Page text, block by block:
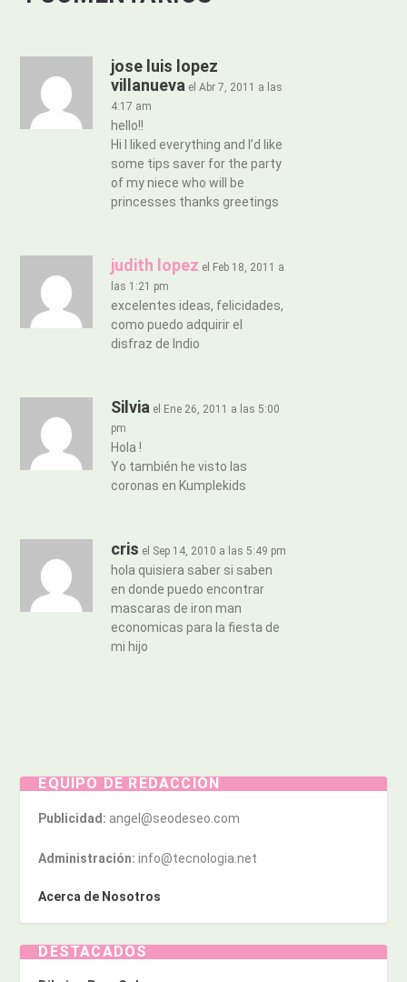
jose luis lopez
villanueva el Abr 7, 2011 a las
4:17 am
hello!!
Hi I liked everything and I’d like
some tips saver for the party
of my niece who will be
princesses thanks greetings
judith lopez el Feb 18, 2011 a
las 1:21 pm
excelentes ideas, felicidades,
como puedo adquirir el
disfraz de Indio
Silvia el Ene 26, 2011 a las 5:00
pm
Hola !
Yo también he visto las
coronas en Kumplekids
cris el Sep 14, 2010 a las 5:49 pm
hola quisiera saber si saben
en donde puedo encontrar
mascaras de iron man
economicas para la fiesta de
mi hijo
EQUIPO DE REDACCIÓN
Publicidad: angel@seodeseo.com
Administración: info@tecnologia.net
Acerca de Nosotros
DESTACADOS